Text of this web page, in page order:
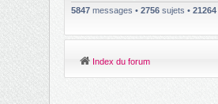
5847 messages • 2756 sujets • 21264
Index du forum